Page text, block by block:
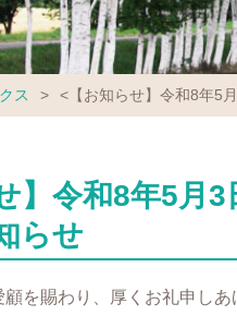
ス > <【お知らせ】令和8年5
】令和8年5月
らせ
を賜わり、厚くお礼申しあ